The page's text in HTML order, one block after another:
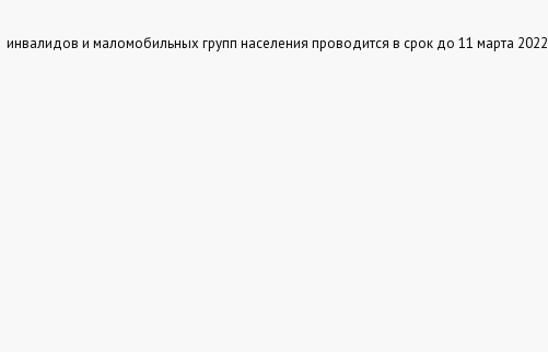
инвалидов и маломобильных групп населения проводится в срок до 11 марта 2022